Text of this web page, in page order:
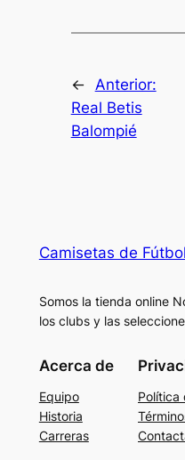
← Anterior:
Real Betis
Balompié
Camisetas de
Somos la tienda online
los clubs y las
Acerca de
Equipo
Historia
Carreras
Política